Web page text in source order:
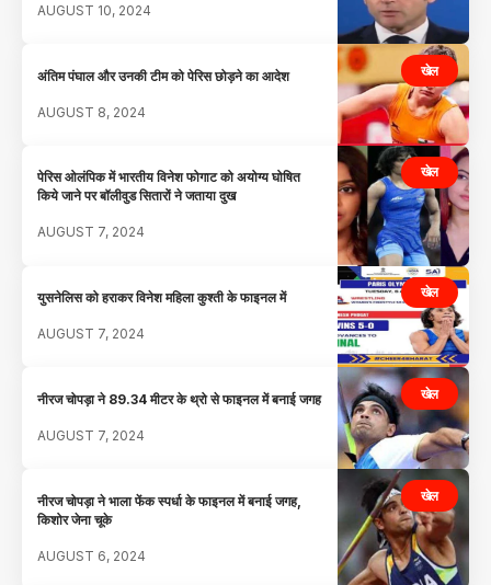
AUGUST 10, 2024
खेल
अंतिम पंघाल और उनकी टीम को पेरिस छोड़ने का आदेश
AUGUST 8, 2024
खेल
पेरिस ओलंपिक में भारतीय विनेश फोगाट को अयोग्य घोषित
किये जाने पर बॉलीवुड सितारों ने जताया दुख
AUGUST 7, 2024
खेल
युसनेलिस को हराकर विनेश महिला कुश्ती के फाइनल में
AUGUST 7, 2024
खेल
नीरज चोपड़ा ने 89.34 मीटर के थ्रो से फाइनल में बनाई जगह
AUGUST 7, 2024
खेल
नीरज चोपड़ा ने भाला फेंक स्पर्धा के फाइनल में बनाई जगह,
किशोर जेना चूके
AUGUST 6, 2024